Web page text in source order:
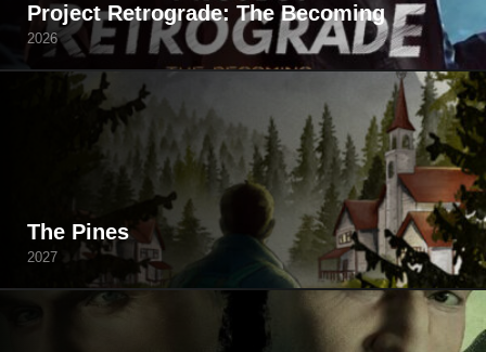
Project Retrograde: The Becoming
2026
The Pines
2027